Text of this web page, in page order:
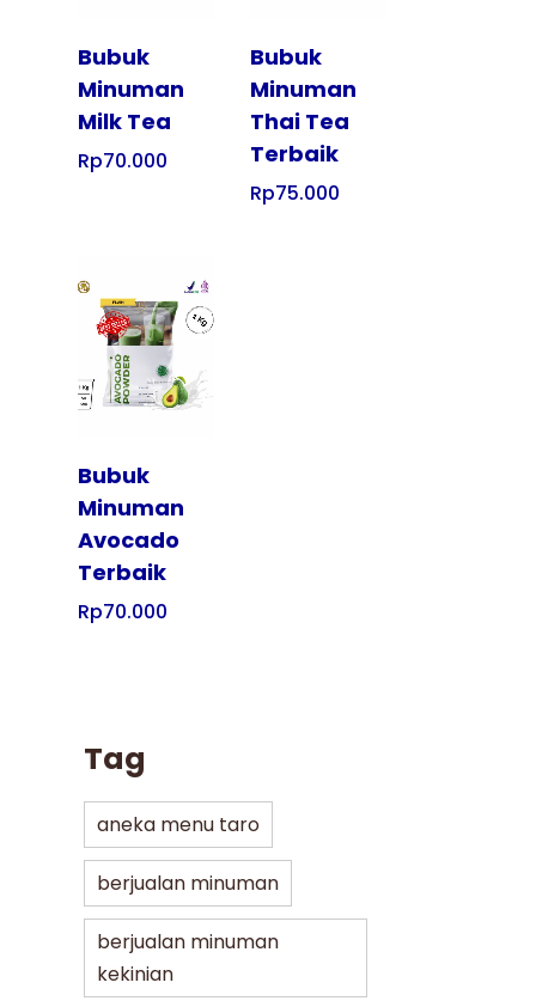
Bubuk
Minuman
Milk Tea
Rp70.000
Bubuk
Minuman
Thai Tea
Terbaik
Rp75.000
Tampilkan
Bubuk
Minuman
Avocado
Terbaik
Rp70.000
Tag
aneka menu taro
berjualan minuman
berjualan minuman
kekinian